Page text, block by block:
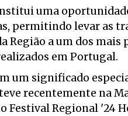
uma
permitindo levar as
Região a um dos
em Portugal.
um significado
recentemente na
Festival Regional '24